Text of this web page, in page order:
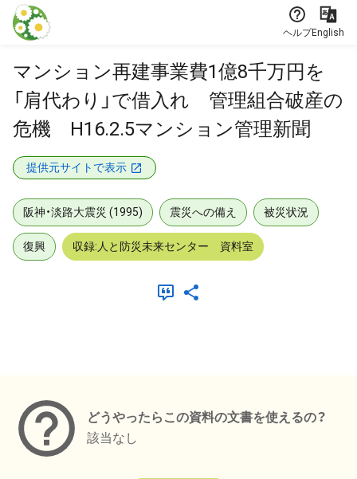
本文に飛ぶ
ヘルプEnglish
マンション再建事業費1億8千万円を
「肩代わり」で借入れ 管理組合破産の
危機 H16.2.5マンション管理新聞
提供元サイトで表示
阪神・淡路大震災 (1995) 震災への備え 被災状況
復興 収録:人と防災未来センター 資料室
どうやったらこの資料の文書を使えるの？
該当なし